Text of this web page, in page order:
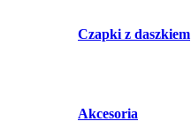
Czapki z daszkiem
Akcesoria